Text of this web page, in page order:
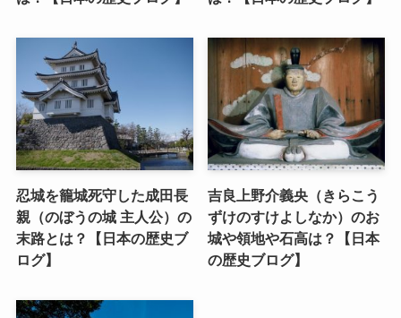
忍城を籠城死守した成田長
親（のぼうの城 主人公）の
末路とは？【日本の歴史ブ
ログ】
吉良上野介義央（きらこう
ずけのすけよしなか）のお
城や領地や石高は？【日本
の歴史ブログ】